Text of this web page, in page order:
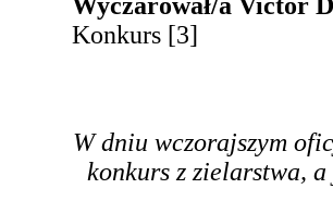
Konkurs [3]
W dniu wczorajszym
konkurs z zielarstwa,